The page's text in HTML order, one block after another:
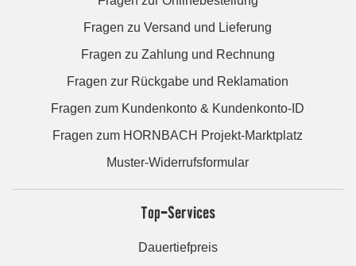
Fragen zu Versand und Lieferung
Fragen zu Zahlung und Rechnung
Fragen zur Rückgabe und Reklamation
Fragen zum Kundenkonto & Kundenkonto-ID
Fragen zum HORNBACH Projekt-Marktplatz
Muster-Widerrufsformular
Top-Services
Dauertiefpreis